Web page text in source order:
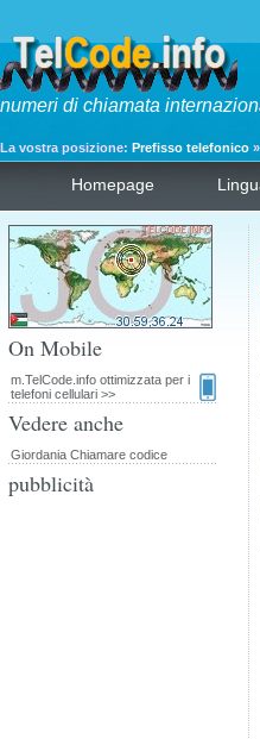
numeri di chiamata
La vostra posizione: Prefisso telefonico »
Homepage
On Mobile
m.TelCode.info ottimizzata per i
telefoni cellulari >>
Vedere anche
Giordania Chiamare codice
pubblicità